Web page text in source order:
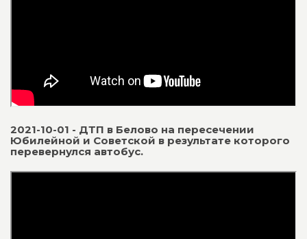
2021-10-01 - ДТП в Белово на пересечении
Юбилейной и Советской в результате которого
перевернулся автобус.